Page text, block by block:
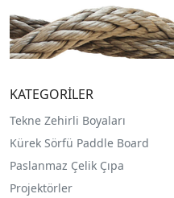
KATEGORİLER
Tekne Zehirli Boyaları
Kürek Sörfü Paddle Board
Paslanmaz Çelik Çıpa
Projektörler